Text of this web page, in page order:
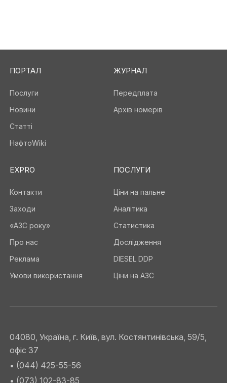
ПОРТАЛ
Послуги
Новини
Статті
НафтоWiki
ЖУРНАЛ
Передплата
Архів номерів
EXPRO
Контакти
Заходи
«АЗС року»
Про нас
Реклама
Умови використання
ПОСЛУГИ
Ціни на пальне
Аналітика
Статистика
Дослідження
DIESEL DDP
Ціни на АЗС
04080, Україна, г. Київ, вул. Костянтинівська, 59/5,
офіс 37
• (044) 425-55-56
• (073) 102-83-85